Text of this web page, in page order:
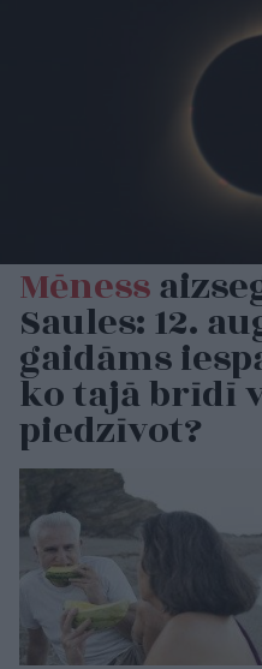
Mēness
Saules: 12.
gaidāms
ko tajā brīdī
piedzīvot?